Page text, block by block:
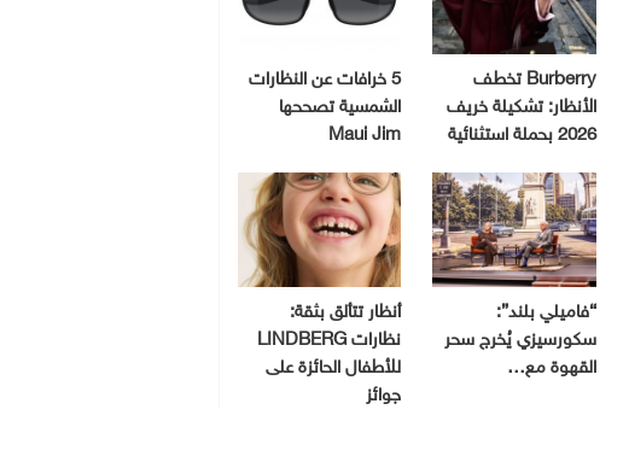
Burberry تخطف
الأنظار: تشكيلة خريف
2026 بحملة استثنائية
5 خرافات عن النظارات
الشمسية تصححها
Maui Jim
“فاميلي بلند”:
سكورسيزي يُخرج سحر
القهوة مع…
أنظار تتألق بثقة:
نظارات LINDBERG
للأطفال الحائزة على
جوائز